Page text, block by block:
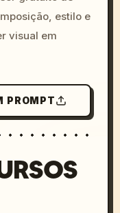
estilo e
visual em
PROMPT